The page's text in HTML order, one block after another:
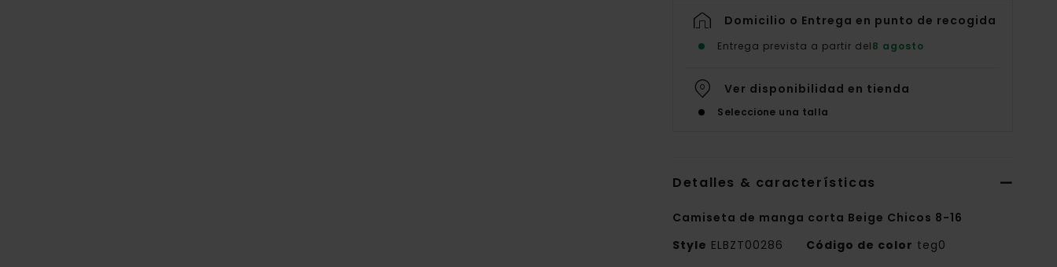
Domicilio o Entrega en punto de recogida
Entrega prevista a partir del8 agosto
Ver disponibilidad en tienda
Seleccione una talla
Detalles & características
Camiseta de manga corta Beige Chicos 8-16
Style ELBZT00286 Código de color teg0